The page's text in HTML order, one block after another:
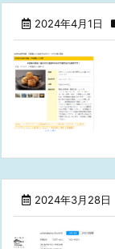
2024年4月1日
2024年3月28日